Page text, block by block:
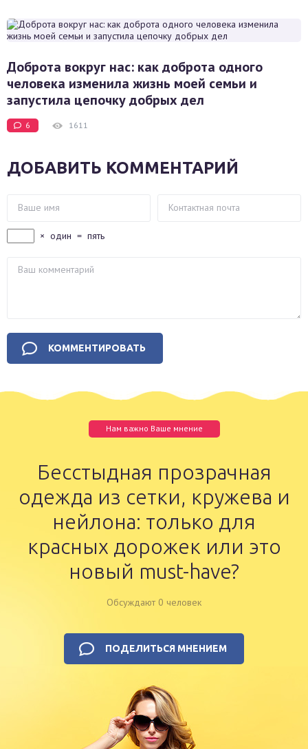
Доброта вокруг нас: как доброта одного
человека изменила жизнь моей семьи и
запустила цепочку добрых дел
6 1611
ДОБАВИТЬ КОММЕНТАРИЙ
× один = пять
Нам важно Ваше мнение
Бесстыдная прозрачная
одежда из сетки, кружева и
нейлона: только для
красных дорожек или это
новый must-have?
Обсуждают 0 человек
ПОДЕЛИТЬСЯ МНЕНИЕМ